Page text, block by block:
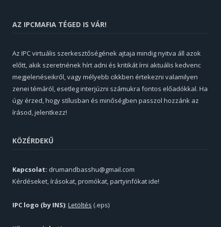
AZ IPCMAFIA TÉGED IS VÁR!
Az IPC virtuális szerkesztőségének ajtaja mindig nyitva áll azok
előtt, akik szeretnének hírt adni és kritikát írni aktuális kedvenc
megjelenéseikről, vagy mélyebb cikkben értekezni valamilyen
zenei témáról, esetleg interjúzni számukra fontos előadókkal. Ha
úgy érzed, hogy stílusban és minőségben passzol hozzánk az
írásod, jelentkezz!
KÖZÉRDEKŰ
Kapcsolat: drumandbasshu@gmail.com
Kérdéseket, írásokat, promókat, partyinfókat ide!
IPC logo (by INS): Letöltés (.eps)